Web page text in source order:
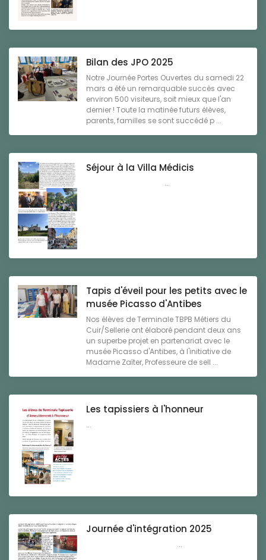
Bilan des JPO 2025
Notre Journée Portes Ouvertes du samedi 22
mars a été un remarquable succès avec
environ 500 visiteurs, soit mieux que l'an
dernier ! Toute la matinée futurs élèves,
parents, familles se sont succédé p ...
Séjour à la Villa Médicis
...
Tapis d'éveil pour les petits avec le
musée Picasso d'Antibes
Nos élèves de Terminale TBPB Métiers du
Cuir/Sellerie ont élaboré pendant deux ans
un superbe projet en partenariat avec le
musée Picasso d'Antibes, à l'initiative de
Madame Zaïter, Professeure de sell ...
Les tapissiers à l'honneur
...
Journée d'intégration 2025
...